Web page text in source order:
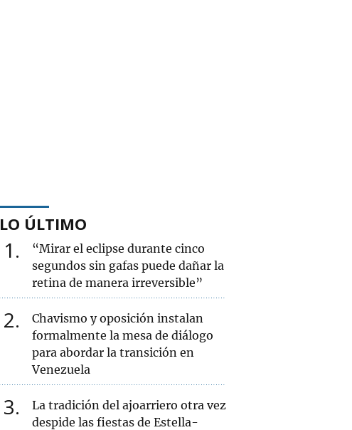
LO ÚLTIMO
1
“Mirar el eclipse durante cinco
segundos sin gafas puede dañar la
retina de manera irreversible”
2
Chavismo y oposición instalan
formalmente la mesa de diálogo
para abordar la transición en
Venezuela
3
La tradición del ajoarriero otra vez
despide las fiestas de Estella-